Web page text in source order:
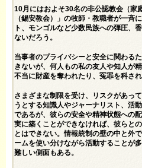
10月にはおよそ30名の非公認教会（家
（錫安教会）」の牧師・教職者が一斉
ト、モンゴルなど少数民族への弾圧、
ないだろう。
当事者のプライバシーと安全に関わる
きないが、何人もの私の友人や知人が
不当に財産を奪われたり、冤罪を科され
さまざまな制限を受け、リスクがあっ
うとする知識人やジャーナリスト、活
であるが、彼らの安全や精神状態への
実に築くことができなければ、彼らと
とはできない。情報統制の壁の中と外
ームを使い分けながら活動することが
難しい側面もある。